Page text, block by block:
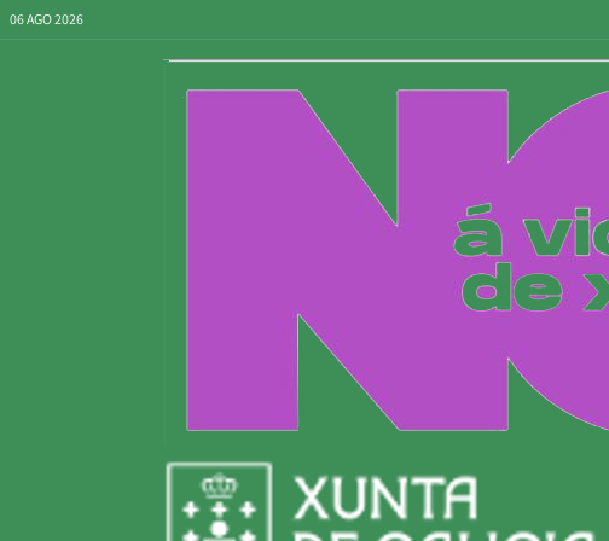
06 AGO 2026